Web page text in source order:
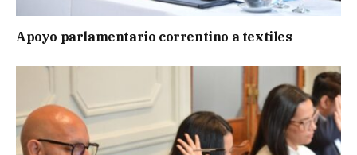
Apoyo parlamentario correntino a textiles